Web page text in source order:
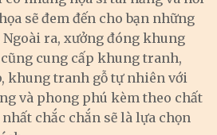
sẽ đem đến cho bạn những
ra, xưởng đóng khung
cung cấp khung tranh,
khung tranh gỗ tự nhiên với
và phong phú kèm theo chất
chắc chắn sẽ là lựa chọn